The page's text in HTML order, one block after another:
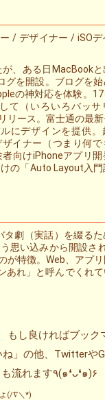
/ デザイナー / iSOデ
、ある日MacBook
グを開設。ブログを始
の神対応を体験。
て（いろいろバッサ
リース。富士通の最
にデザインを提供。
イナー（つまり何で
向けiPhoneアプリ開
の「Auto Layout入
劇（実話）を綴るた
思い込みから開設さ
が特徴。Web、アプ
あれ」と呼んでくれて
し良ければブック
ね」の他、Twitterや
をフォローしてくれると更新情報が流れます。ついでに私のつぶやきも流れます٩(๑❛ᴗ❛๑)۶
(/∇＼*)